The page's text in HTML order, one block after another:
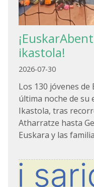
ikastola!
2026-07-30
Los 130 jóvenes
última noche de su
Ikastola, tras
Atharratze hasta
Euskara y las